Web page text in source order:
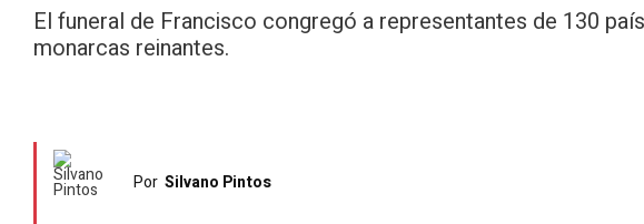
El funeral de Francisco congregó a representantes de 130
monarcas reinantes.
Por Silvano Pintos